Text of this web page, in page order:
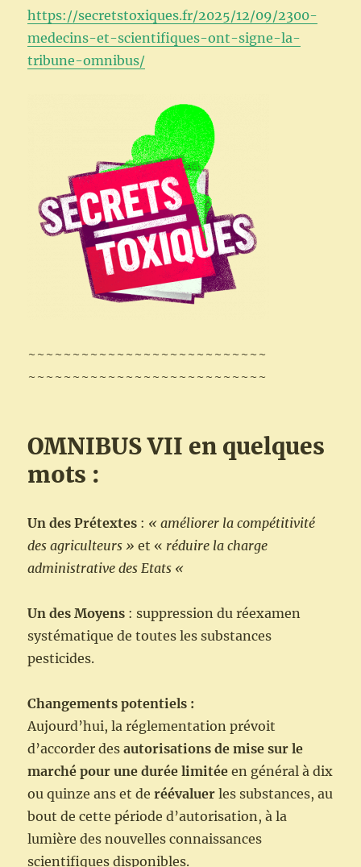
https://secretstoxiques.fr/2025/12/09/2300-
medecins-et-scientifiques-ont-signe-la-
tribune-omnibus/
~~~~~~~~~~~~~~~~~~~~~~~~~~~
~~~~~~~~~~~~~~~~~~~~~~~~~~~
OMNIBUS VII en quelques
mots :
Un des Prétextes : « améliorer la compétitivité
des agriculteurs » et « réduire la charge
administrative des Etats «
Un des Moyens : suppression du réexamen
systématique de toutes les substances
pesticides.
Changements potentiels :
Aujourd’hui, la réglementation prévoit
d’accorder desautorisations de mise sur le
marché pour une durée limitée en général à dix
ou quinze ans et deréévaluer les substances, au
bout de cette période d’autorisation, à la
lumière des nouvelles connaissances
scientifiques disponibles.